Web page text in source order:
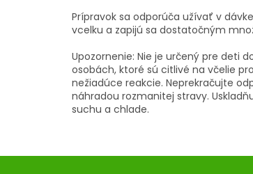
Prípravok sa odporúča užívať v
vcelku a zapijú sa dostatočným
Upozornenie: Nie je určený pre deti
osobách, ktoré sú citlivé na včelie
nežiadúce reakcie. Neprekračujte
náhradou rozmanitej stravy.
suchu a chlade.